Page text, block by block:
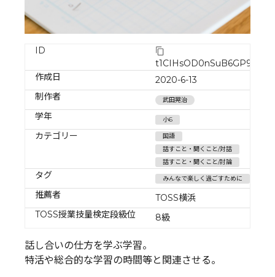
ID
t1CIHsOD0nSuB6GP9B7x
作成日
2020-6-13
制作者
武田晃治
学年 小6
カテゴリー
国語
話すこと・聞くこと/対話
話すこと・聞くこと/討論
タグ みんなで楽しく過ごすために
推薦者
TOSS横浜
TOSS授業技量検定段級位
8級
話し合いの仕方を学ぶ学習。
特活や総合的な学習の時間等と関連させる。